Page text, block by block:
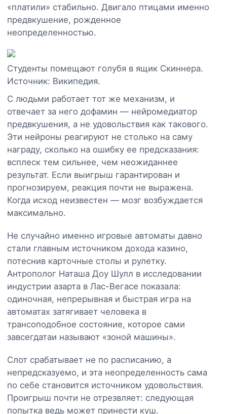
«платили» стабильно. Двигало птицами именно
предвкушение, рожденное
неопределенностью.
Студенты помещают голубя в ящик Скиннера.
Источник: Википедия.
С людьми работает тот же механизм, и
отвечает за него дофамин — нейромедиатор
предвкушения, а не удовольствия как такового.
Эти нейроны реагируют не столько на саму
награду, сколько на ошибку ее предсказания:
всплеск тем сильнее, чем неожиданнее
результат. Если выигрыш гарантирован и
прогнозируем, реакция почти не выражена.
Когда исход неизвестен — мозг возбуждается
максимально.
Не случайно именно игровые автоматы давно
стали главным источником дохода казино,
потеснив карточные столы и рулетку.
Антрополог Наташа Доу Шулл в исследовании
индустрии азарта в Лас-Вегасе показала:
одиночная, непрерывная и быстрая игра на
автоматах затягивает человека в
трансоподобное состояние, которое сами
завсегдатаи называют «зоной машины».
Слот срабатывает не по расписанию, а
непредсказуемо, и эта неопределенность сама
по себе становится источником удовольствия.
Проигрыш почти не отрезвляет: следующая
попытка ведь может принести куш.